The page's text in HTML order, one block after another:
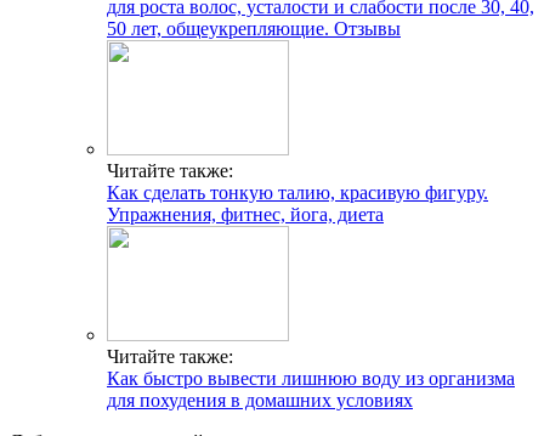
для роста волос, усталости и слабости после 30, 40,
50 лет, общеукрепляющие. Отзывы
Читайте также:
Как сделать тонкую талию, красивую фигуру.
Упражнения, фитнес, йога, диета
Читайте также:
Как быстро вывести лишнюю воду из организма
для похудения в домашних условиях